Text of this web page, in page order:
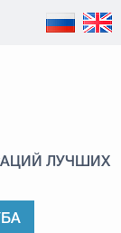
ЛУЧШИХ